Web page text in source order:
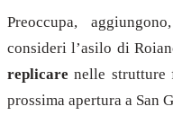
Preoccupa,
consideri l’asilo di
replicare nelle
prossima apertura a San